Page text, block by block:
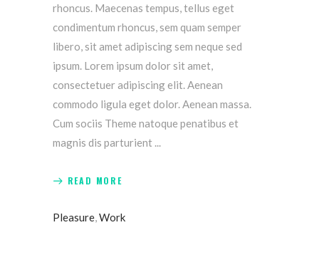
rhoncus. Maecenas tempus, tellus eget
condimentum rhoncus, sem quam semper
libero, sit amet adipiscing sem neque sed
ipsum. Lorem ipsum dolor sit amet,
consectetuer adipiscing elit. Aenean
commodo ligula eget dolor. Aenean massa.
Cum sociis Theme natoque penatibus et
magnis dis parturient
READ MORE
Pleasure,Work